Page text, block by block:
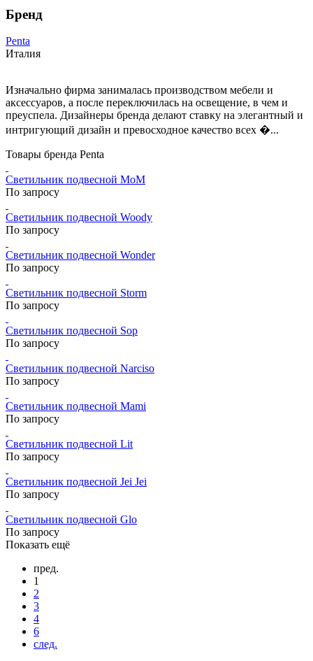
Бренд
Penta
Италия
Изначально фирма занималась производством мебели и
аксессуаров, а после переключилась на освещение, в чем и
преуспела. Дизайнеры бренда делают ставку на элегантный и
интригующий дизайн и превосходное качество всех �...
Товары бренда Penta
Светильник подвесной MoM
По запросу
Светильник подвесной Woody
По запросу
Светильник подвесной Wonder
По запросу
Светильник подвесной Storm
По запросу
Светильник подвесной Sop
По запросу
Светильник подвесной Narciso
По запросу
Светильник подвесной Mami
По запросу
Светильник подвесной Lit
По запросу
Светильник подвесной Jei Jei
По запросу
Светильник подвесной Glo
По запросу
Показать ещё
пред.
1
2
3
4
6
след.